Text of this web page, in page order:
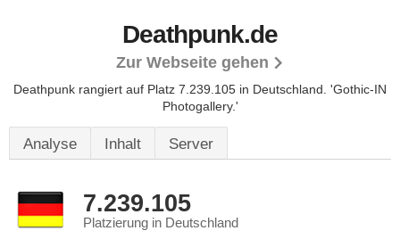
Deathpunk.de
Zur Webseite gehen
Deathpunk rangiert auf Platz 7.239.105 in Deutschland. 'Gothic-IN
Photogallery.'
Analyse Inhalt Server
7.239.105
Platzierung in Deutschland